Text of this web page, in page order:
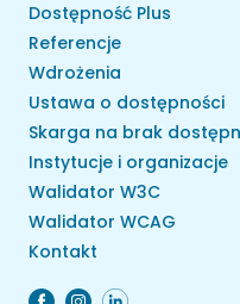
Dostępność Plus
Referencje
Wdrożenia
Ustawa o dostępności
Skarga na brak
Instytucje i organizacje
Walidator W3C
Walidator WCAG
Kontakt